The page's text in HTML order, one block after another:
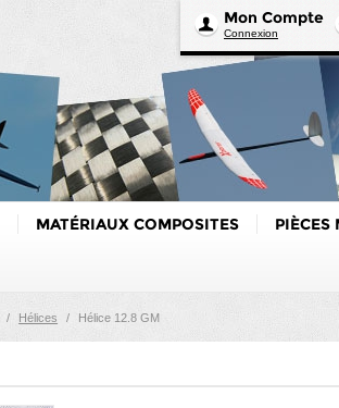
Mon Compte
Connexion
MATÉRIAUX COMPOSITES PIÈCES
/ Hélices / Hélice 12.8 GM